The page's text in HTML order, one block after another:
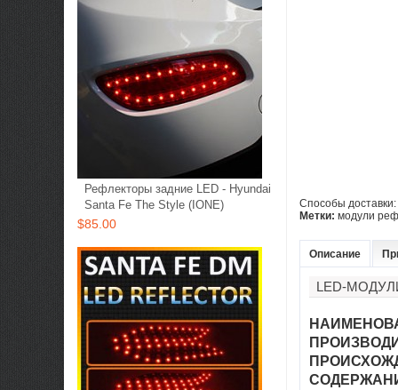
Рефлекторы задние LED - Hyundai
Santa Fe The Style (IONE)
$85.00
Cпособы
Метки: модули
Описание
LED-